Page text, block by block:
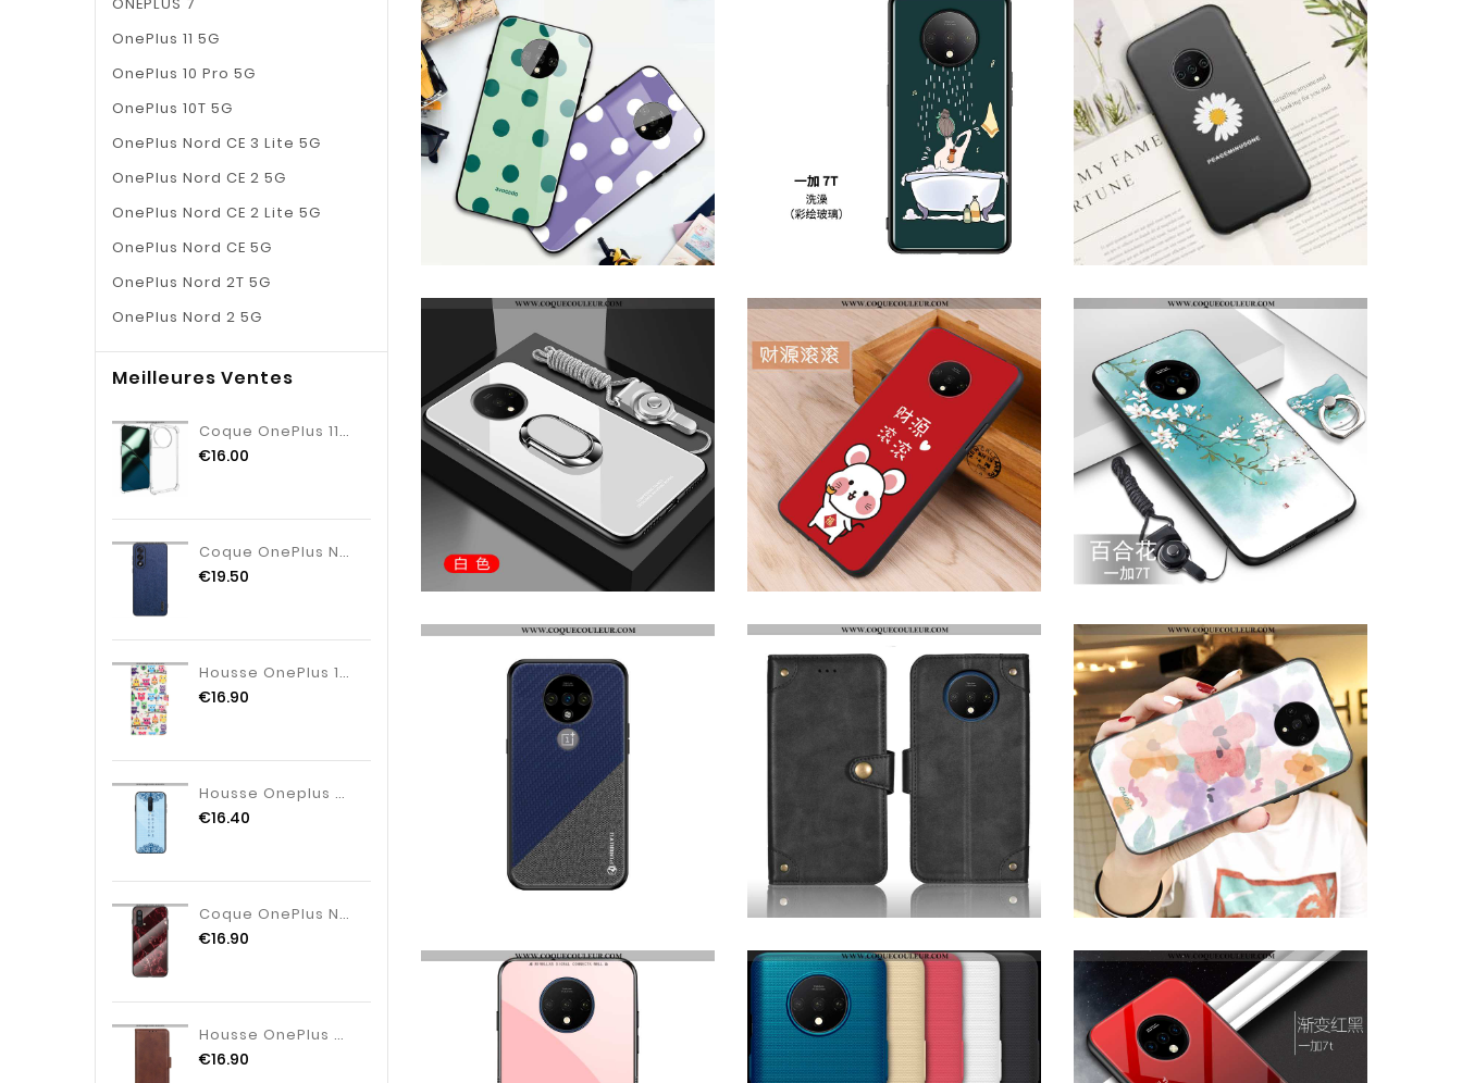
OnePlus 11 5G
OnePlus 10 Pro 5G
OnePlus 10T 5G
OnePlus Nord CE 3 Lite 5G
OnePlus Nord CE 2 5G
OnePlus Nord CE 2 Lite 5G
OnePlus Nord CE 5G
OnePlus Nord 2T 5G
OnePlus Nord 2 5G
Meilleures Ventes
Coque OnePlus 11 5G Transparente Coins Renforcés
€16.00
Coque OnePlus Nord 5 Effet Bois
€19.50
Housse OnePlus 10T 5G Tribu De Hiboux
€16.90
Housse Oneplus 8 Verre Nouveau Protection, Étui Oneplus 8 Tendance Vent Bleu
€16.40
Coque OnePlus Nord CE 5G Verre Trempé Marble Colors
€16.90
Housse OnePlus Nord 2 5G Rabat Double
€16.90
COQUE ONEPLUS 7T SILICONE POINT D'ONDE COQUE, HOUSSE ONEPLUS 7T MODE SIMPLE VIOLET HOUSSE ONEPLUS 7T SILICONE PERSONNALITÉ COQUE, ÉTUI ONEPLUS 7T PROTECTION VERRE VERTE HOUSSE ONEPLUS 7T PERSONNALITÉ LÉGÈRE NOIR, ÉTUI ONEPLUS 7T CRÉATIF NOIR
HOUSSE ONEPLUS 7T FLUIDE DOUX TEMPÉRER TÉLÉPHONE PORTABLE, ÉTUI ONEPLUS 7T SILICONE BLANCHE HOUSSE ONEPLUS 7T PROTECTION TÉLÉPHONE PORTABLE INCASSABLE, ÉTUI ONEPLUS 7T DÉLAVÉ EN DAIM COQUE ROU COQUE ONEPLUS 7T ULTRA SILICONE TÉLÉPHONE PORTABLE, HOUSSE ONEPLUS 7T LÉGÈRE FLUIDE DOUX BLEU
ÉTUI ONEPLUS 7T FLUIDE DOUX TOUT COMPRIS ULTRA, COQUE ONEPLUS 7T SILICONE TOILE BLEU FONCÉ HOUSSE ONEPLUS 7T PROTECTION ÉTUI CUIR, ONEPLUS 7T PORTEFEUILLE INCASSABLE NOIR COQUE ONEPLUS 7T FLUIDE DOUX TENDANCE PROTECTION, HOUSSE ONEPLUS 7T SILICONE ROSE